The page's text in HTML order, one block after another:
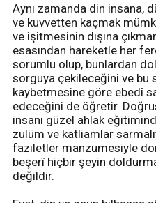
Aynı zamanda din insana,
ve kuvvetten kaçmak
ve işitmesinin dışına
esasından hareketle her
sorumlu olup, bunlardan
sorguya çekileceğini ve bu
kaybetmesine göre ebedî
edeceğini de öğretir.
insanı güzel ahlak
zulüm ve katliamlar
faziletler manzumesiyle
beşerî hiçbir şeyin
değildir.